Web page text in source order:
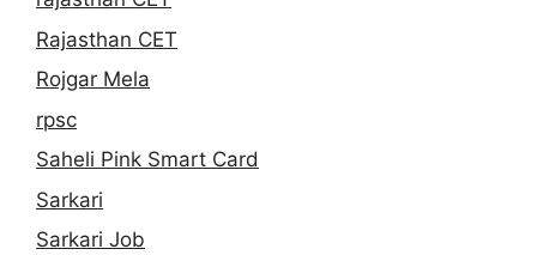
Rajasthan CET
Rojgar Mela
rpsc
Saheli Pink Smart Card
Sarkari
Sarkari Job